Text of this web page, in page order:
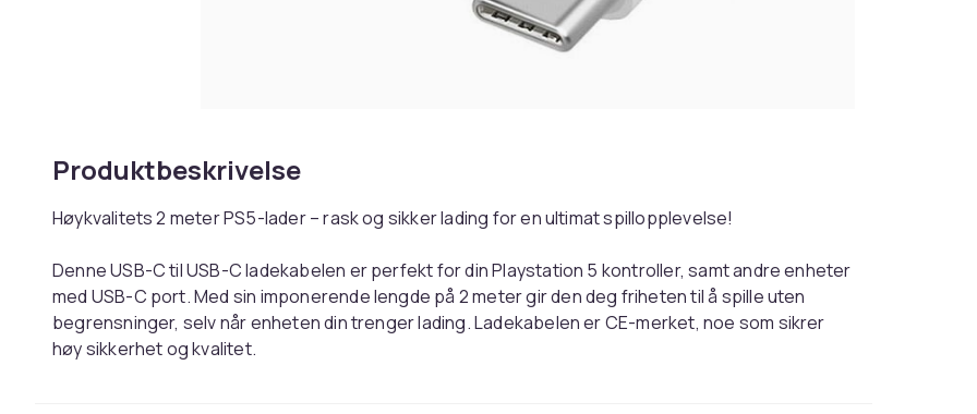
Produktbeskrivelse
Høykvalitets 2 meter PS5-lader – rask og sikker lading for en ultimat spillopplevelse!
Denne USB-C til USB-C ladekabelen er perfekt for din Playstation 5 kontroller, samt andre enheter
med USB-C port. Med sin imponerende lengde på 2 meter gir den deg friheten til å spille uten
begrensninger, selv når enheten din trenger lading. Ladekabelen er CE-merket, noe som sikrer
høy sikkerhet og kvalitet.